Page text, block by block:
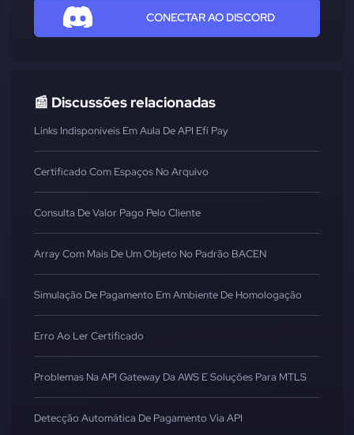
CONECTAR AO DISCORD
📰 Discussões relacionadas
Links Indisponíveis Em Aula De API Efí Pay
Certificado Com Espaços No Arquivo
Consulta De Valor Pago Pelo Cliente
Array Com Mais De Um Objeto No Padrão BACEN
Simulação De Pagamento Em Ambiente De Homologação
Erro Ao Ler Certificado
Problemas Na API Gateway Da AWS E Soluções Para MTLS
Detecção Automática De Pagamento Via API